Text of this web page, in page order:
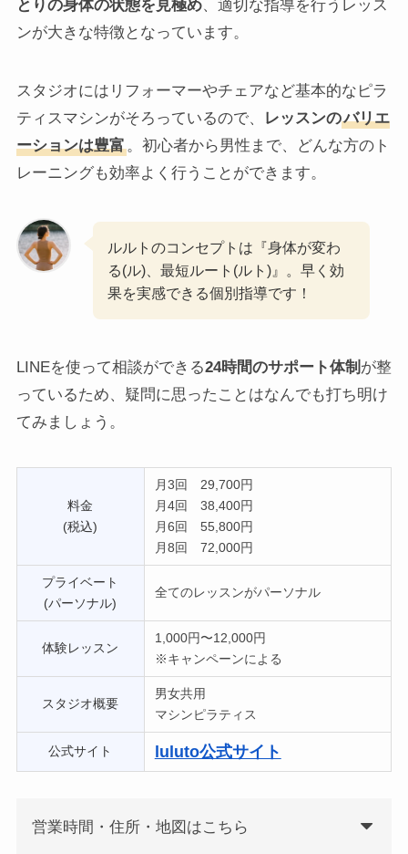
とりの身体の状態を見極め、適切な指導を行うレッス
ンが大きな特徴となっています。
スタジオにはリフォーマーやチェアなど基本的なピラ
ティスマシンがそろっているので、
レッスンのバリエ
ーションは豊富。初心者から男性まで、どんな方のト
レーニングも効率よく行うことができます。
ルルトのコンセプトは『身体が変わ
る(ル)、最短ルート(ルト)』。早く効
果を実感できる個別指導です！
LINEを使って相談ができる24時間のサポート体制 が整
っているため、疑問に思ったことはなんでも打ち明け
てみましょう。
料金
(税込)
月3回 29,700円
月4回 38,400円
月6回 55,800円
月8回 72,000円
プライベート
(パーソナル)
全てのレッスンがパーソナル
体験レッスン
1,000円〜12,000円
※キャンペーンによる
スタジオ概要
男女共用
マシンピラティス
公式サイト luluto公式サイト
営業時間・住所・地図はこちら